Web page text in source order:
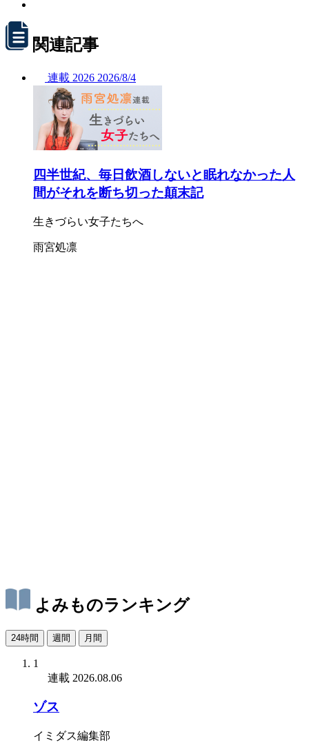
関連記事
連載 2026 2026/8/4
四半世紀、毎日飲酒しないと眠れなかった人
間がそれを断ち切った顛末記
生きづらい女子たちへ
雨宮処凛
よみものランキング
24時間 週間 月間
1
連載 2026.08.06
ゾス
イミダス編集部